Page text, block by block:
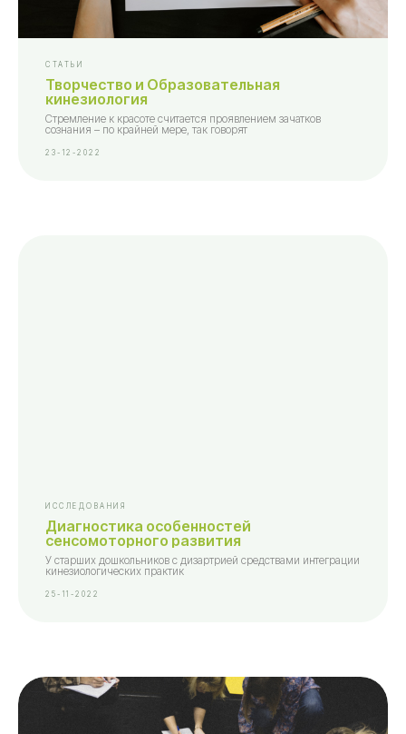
СТАТЬИ
Творчество и Образовательная
кинезиология
Стремление к красоте считается проявлением зачатков
сознания – по крайней мере, так говорят
23-12-2022
ИССЛЕДОВАНИЯ
Диагностика особенностей
сенсомоторного развития
У старших дошкольников с дизартрией средствами интеграции
кинезиологических практик
25-11-2022